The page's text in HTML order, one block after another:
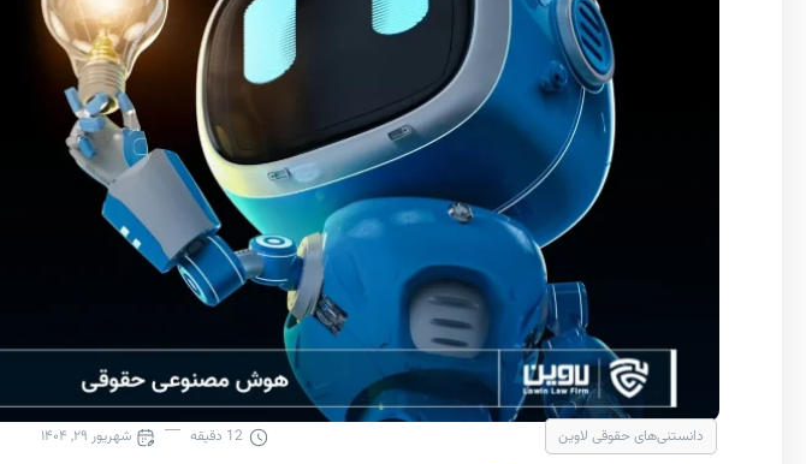
12 دقیقه شهریور ۲۹, ۱۴۰۴ دانستنی‌های حقوقی لاوین